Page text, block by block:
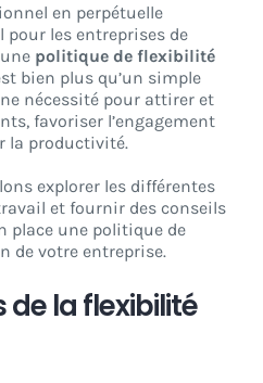
en perpétuelle
les entreprises de
politique de flexibilité
bien plus qu’un simple
nécessité pour attirer et
favoriser l’engagement
la productivité.
explorer les différentes
et fournir des conseils
place une politique de
de votre entreprise.
de la flexibilité